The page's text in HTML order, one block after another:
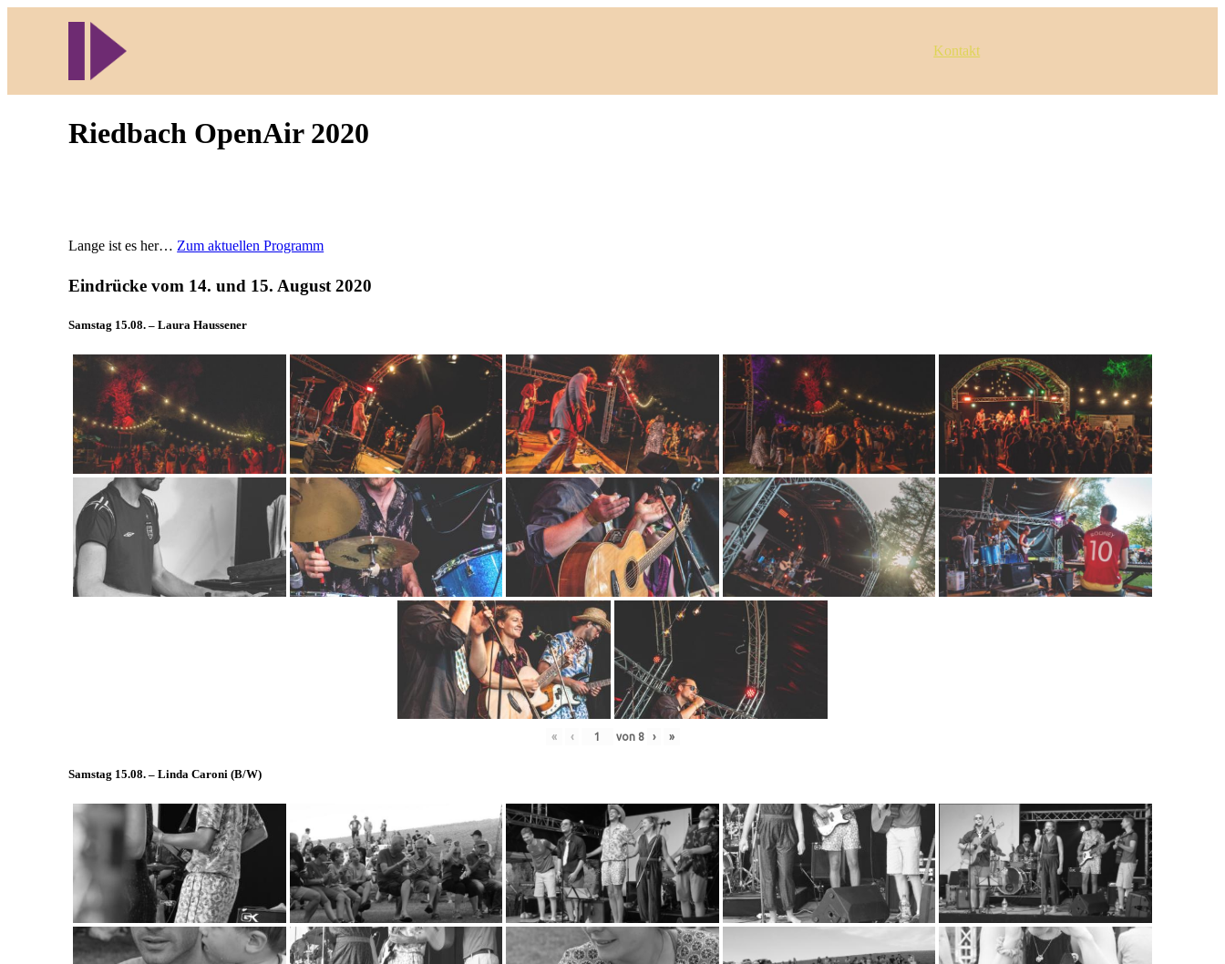
Kontakt
Riedbach OpenAir 2020
Lange ist es her… Zum aktuellen Programm
Eindrücke vom 14. und 15. August 2020
Samstag 15.08. – Laura Haussener
« ‹ von 8 › »
Samstag 15.08. – Linda Caroni (B/W)